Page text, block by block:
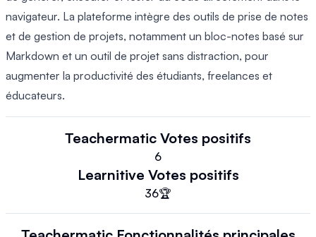
navigateur. La plateforme intègre des outils de prise de notes
et de gestion de projets, notamment un bloc-notes basé sur
Markdown et un outil de projet sans distraction, pour
augmenter la productivité des étudiants, freelances et
éducateurs.
Teachermatic Votes positifs
6
Learnitive Votes positifs
36🏆